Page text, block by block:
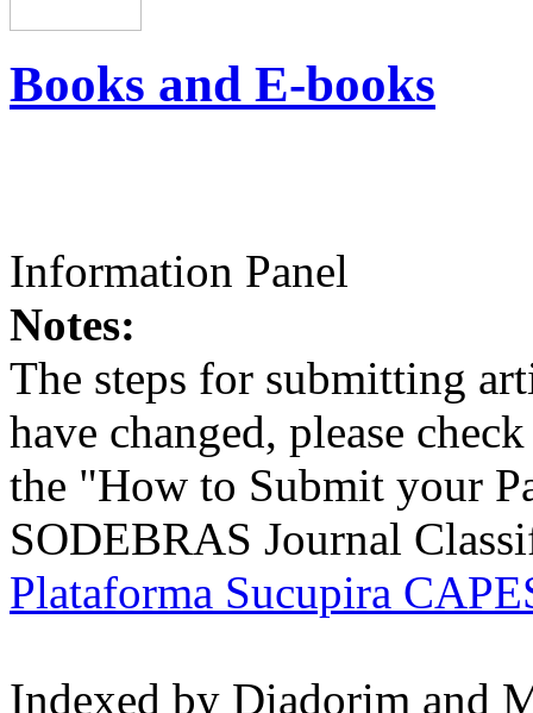
Books and E-books
Information Panel
Notes:
The steps for submitting
have changed, please
the "How to Submit your
SODEBRAS Journal
Plataforma Sucupira
Indexed by Diadorim and